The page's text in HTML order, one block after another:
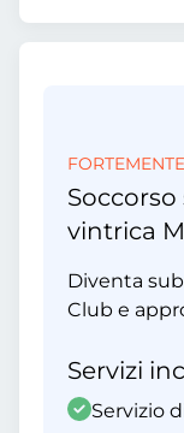
vintrica
Diventa
Club e
Servizi
Servizio